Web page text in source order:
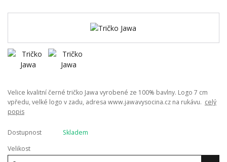
Velice kvalitní černé tričko Jawa vyrobené ze 100% bavlny. Logo 7 cm
vpředu, velké logo v zadu, adresa www.jawavysocina.cz na rukávu. celý
popis
Dostupnost
Skladem
Velikost